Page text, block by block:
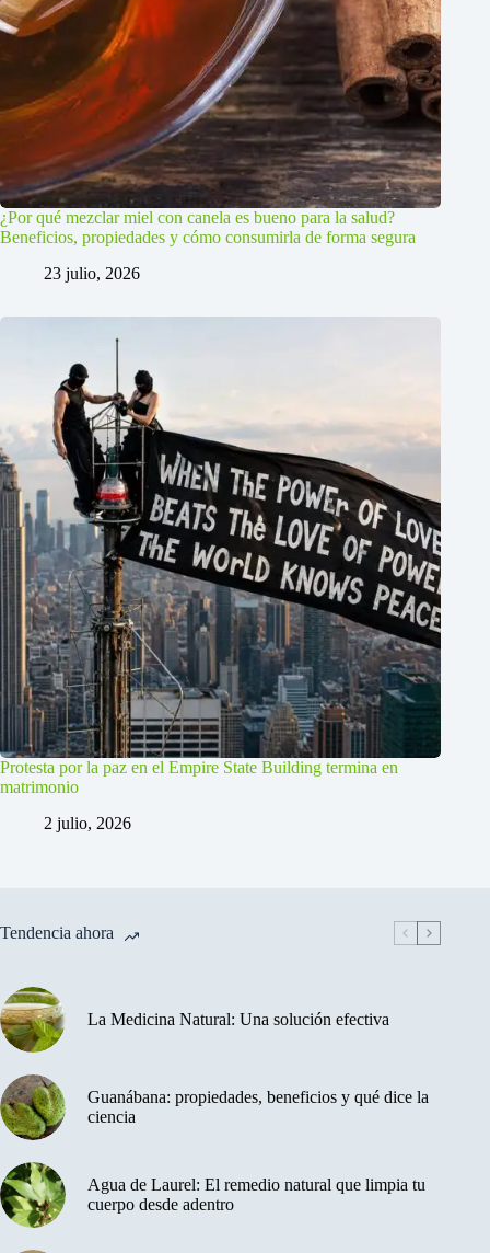
¿Por qué mezclar miel con canela es bueno para la salud?
Beneficios, propiedades y cómo consumirla de forma segura
23 julio, 2026
Protesta por la paz en el Empire State Building termina en
matrimonio
2 julio, 2026
Tendencia ahora
La Medicina Natural: Una solución efectiva
Guanábana: propiedades, beneficios y qué dice la
ciencia
Agua de Laurel: El remedio natural que limpia tu
cuerpo desde adentro